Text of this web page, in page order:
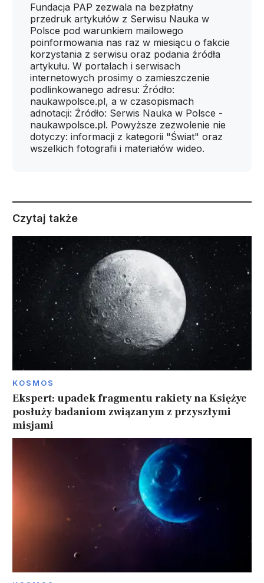
Fundacja PAP zezwala na bezpłatny
przedruk artykułów z Serwisu Nauka w
Polsce pod warunkiem mailowego
poinformowania nas raz w miesiącu o fakcie
korzystania z serwisu oraz podania źródła
artykułu. W portalach i serwisach
internetowych prosimy o zamieszczenie
podlinkowanego adresu: Źródło:
naukawpolsce.pl, a w czasopismach
adnotacji: Źródło: Serwis Nauka w Polsce -
naukawpolsce.pl. Powyższe zezwolenie nie
dotyczy: informacji z kategorii "Świat" oraz
wszelkich fotografii i materiałów wideo.
Czytaj także
KOSMOS
Ekspert: upadek fragmentu rakiety na Księżyc
posłuży badaniom związanym z przyszłymi
misjami